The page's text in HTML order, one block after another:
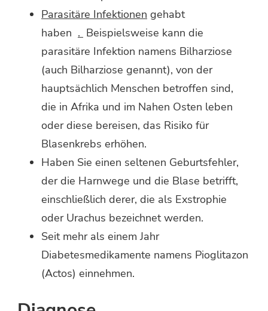
Parasitäre Infektionen gehabt
haben . Beispielsweise kann die
parasitäre Infektion namens Bilharziose
(auch Bilharziose genannt), von der
hauptsächlich Menschen betroffen sind,
die in Afrika und im Nahen Osten leben
oder diese bereisen, das Risiko für
Blasenkrebs erhöhen.
Haben Sie einen seltenen Geburtsfehler,
der die Harnwege und die Blase betrifft,
einschließlich derer, die als Exstrophie
oder Urachus bezeichnet werden.
Seit mehr als einem Jahr
Diabetesmedikamente namens Pioglitazon
(Actos) einnehmen.